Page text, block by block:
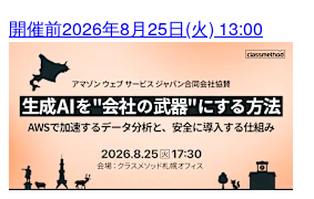
開催前2026年8月25日(火) 13:00